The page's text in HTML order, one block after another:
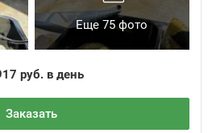
Еще 75 фото
руб. в день
Заказать